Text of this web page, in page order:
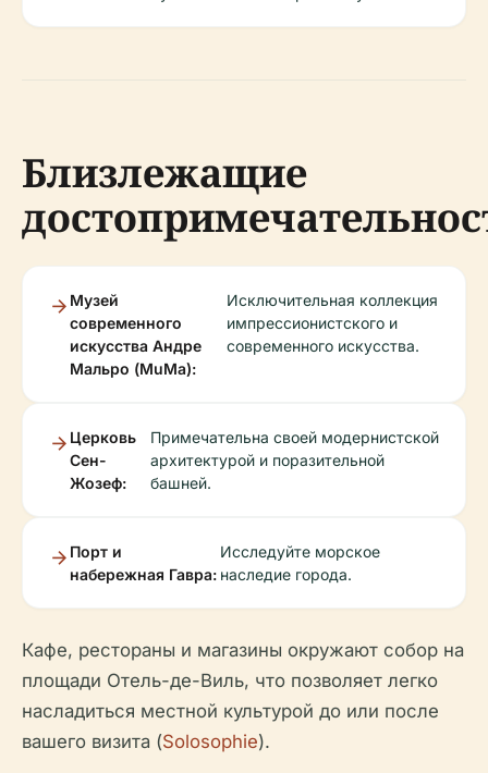
Близлежащие
Музей
современного
искусства Андре
Мальро (MuMa):
Исключительная коллекция
импрессионистского и
современного искусства.
Церковь
Сен-
Жозеф:
Примечательна своей модернистской
архитектурой и поразительной
башней.
Порт и
набережная Гавра:
Исследуйте морское
наследие города.
Кафе, рестораны и магазины окружают собор на
площади Отель-де-Виль, что позволяет легко
насладиться местной культурой до или после
вашего визита (Solosophie).